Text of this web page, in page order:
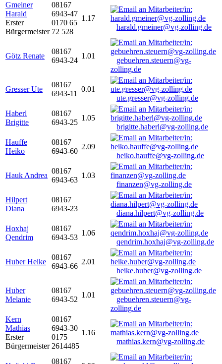
Gmeiner
Harald
Erster
Bürgermeister
08167
6943-47
0170 65
72 528
1.17
harald.gmeiner@vg-zolling.de
Götz Renate
08167
6943-24
1.01
gebuehren.steuern@vg-
zolling.de
Gresser Ute
08167
6943-11
0.01
ute.gresser@vg-zolling.de
Haberl
Brigitte
08167
6943-25
1.05
brigitte.haberl@vg-zolling.de
Hauffe
Heiko
08167
6943-60
2.09
heiko.hauffe@vg-zolling.de
Hauk Andrea
08167
6943-63
1.03
finanzen@vg-zolling.de
Hilpert
Diana
08167
6943-23
diana.hilpert@vg-zolling.de
Hoxhaj
Qendrim
08167
6943-53
1.06
qendrim.hoxhaj@vg-zolling.de
Huber Heike
08167
6943-66
2.01
heike.huber@vg-zolling.de
Huber
Melanie
08167
6943-52
1.01
gebuehren.steuern@vg-
zolling.de
Kern
Mathias
Erster
Bürgermeister
08167
6943-30
0175
2614485
1.16
mathias.kern@vg-zolling.de
08167